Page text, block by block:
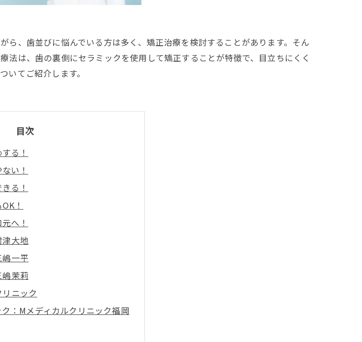
ら、歯並びに悩んでいる方は多く、矯正治療を検討することがあります。そん
は、歯の裏側にセラミックを使用して矯正することが特徴で、目立ちにくく
いてご紹介します。
目次
る！
い！
る！
！
へ！
大地
一平
茉莉
ニック
：Mメディカルクリニック福岡